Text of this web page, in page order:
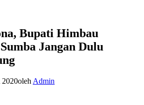
Bupati Himbau
Jangan Dulu
2020oleh Admin